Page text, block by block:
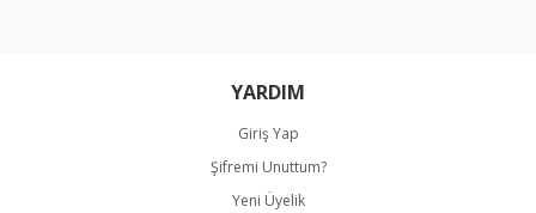
Gönder
YARDIM
Giriş Yap
Şifremi Unuttum?
Yeni Üyelik